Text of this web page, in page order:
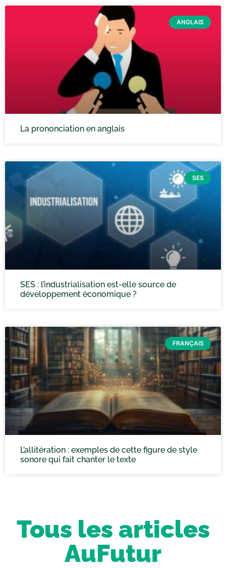
ANGLAIS
La prononciation en anglais
SES
SES : l’industrialisation est-elle source de
développement économique ?
FRANÇAIS
L’allitération : exemples de cette figure de style
sonore qui fait chanter le texte
Tous les articles
AuFutur